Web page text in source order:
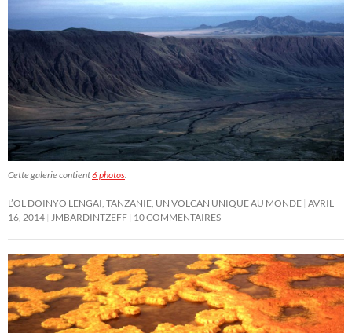
Cette galerie contient6 photos.
L’OL DOINYO LENGAI, TANZANIE, UN VOLCAN UNIQUE AU MONDE AVRIL
16, 2014 JMBARDINTZEFF 10 COMMENTAIRES